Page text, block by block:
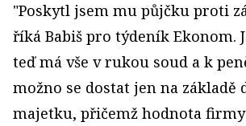
"Poskytl jsem mu půjčku proti
říká Babiš pro týdeník Ekonom.
teď má vše v rukou soud a k
možno se dostat jen na základě
majetku, přičemž hodnota